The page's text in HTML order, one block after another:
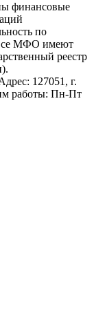
финансовые
по
МФО имеют
реестр
127051, г.
работы: Пн-Пт